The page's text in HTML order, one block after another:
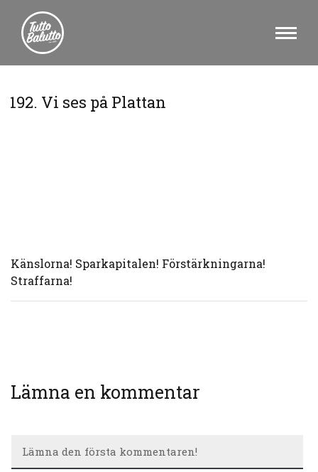
192. Vi ses på Plattan
Känslorna! Sparkapitalen! Förstärkningarna!
Straffarna!
Lämna en kommentar